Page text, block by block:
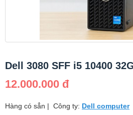
Dell 3080 SFF i5 10400
12.000.000 đ
Hàng có sẳn | Công ty: Dell computer